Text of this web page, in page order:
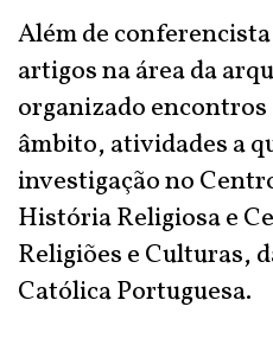
Além de
artigos na área da
organizado encontros
âmbito, atividades a
investigação no
História Religiosa e
Religiões e Culturas,
Católica Portuguesa.